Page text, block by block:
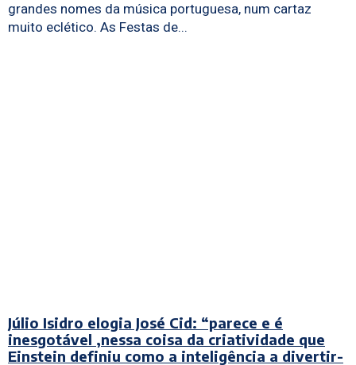
grandes nomes da música portuguesa, num cartaz
muito eclético. As Festas de...
Júlio Isidro elogia José Cid: “parece e é
inesgotável ,nessa coisa da criatividade que
Einstein definiu como a inteligência a divertir-